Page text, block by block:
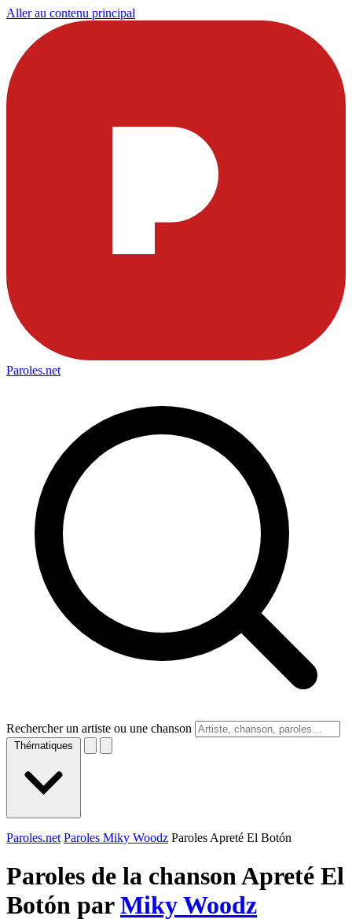
Aller au contenu principal
Paroles.net
Rechercher un artiste ou une chanson
Thématiques
Paroles.net Paroles Miky Woodz Paroles Apreté El Botón
Paroles de la chanson Apreté El
Botón parMiky Woodz